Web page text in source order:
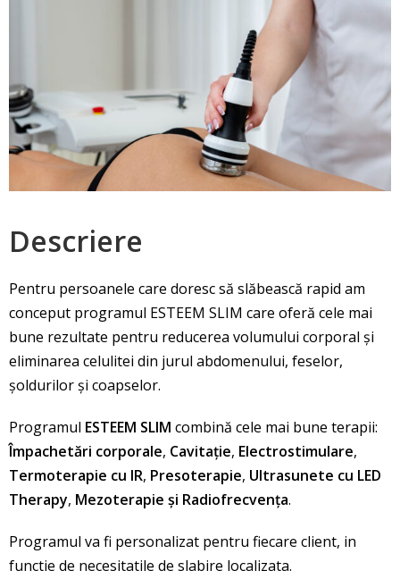
Descriere
Pentru persoanele care doresc să slăbească rapid am
conceput programul ESTEEM SLIM care oferă cele mai
bune rezultate pentru reducerea volumului corporal și
eliminarea celulitei din jurul abdomenului, feselor,
șoldurilor și coapselor.
Programul ESTEEM SLIM combină cele mai bune terapii:
Împachetări corporale, Cavitație, Electrostimulare,
Termoterapie cu IR, Presoterapie, Ultrasunete cu LED
Therapy, Mezoterapie și Radiofrecvența.
Programul va fi personalizat pentru fiecare client, in
functie de necesitatile de slabire localizata.